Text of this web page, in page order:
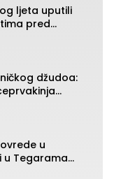
ljeta uputili
pred
džudoa:
u
u Tegarama